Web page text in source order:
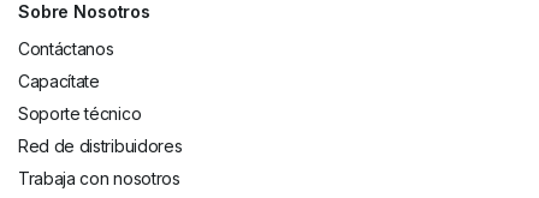
Sobre Nosotros
Contáctanos
Capacítate
Soporte técnico
Red de distribuidores
Trabaja con nosotros